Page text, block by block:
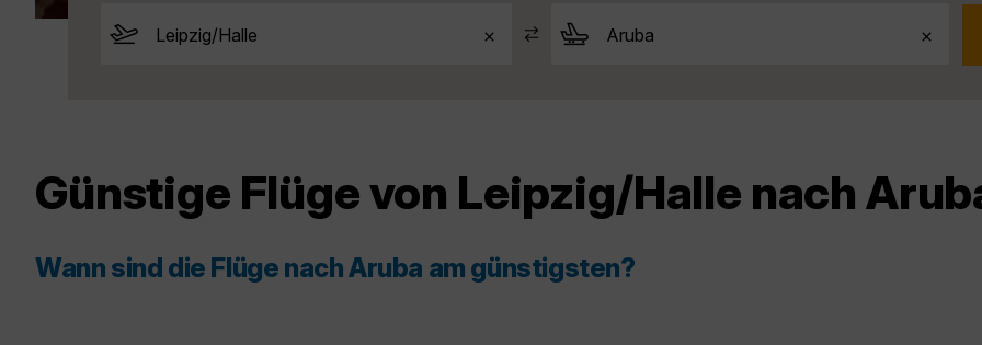
Günstige Flüge von Leipzig/Halle nach
Wann sind die Flüge nach Aruba am günstigsten?